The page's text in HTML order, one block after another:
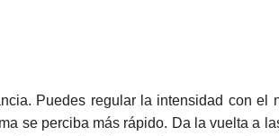
Puedes regular la intensidad con
se perciba más rápido. Da la vuelta a